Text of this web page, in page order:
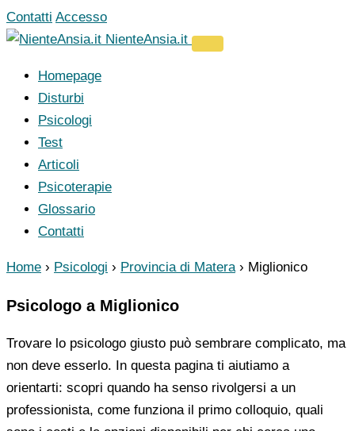
Vai
al
Contatti Accesso
NienteAnsia.it
Homepage
Disturbi
Psicologi
Test
Articoli
Psicoterapie
Glossario
Contatti
Home › Psicologi › Provincia di Matera › Miglionico
Psicologo a Miglionico
Trovare lo psicologo giusto può sembrare complicato, ma
non deve esserlo. In questa pagina ti aiutiamo a
orientarti: scopri quando ha senso rivolgersi a un
professionista, come funziona il primo colloquio, quali